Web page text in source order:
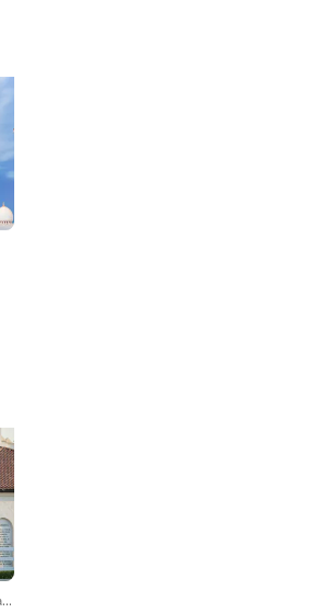
Ingressos para o Abu Dhabi Royal Equestrian Arts (ADREA)